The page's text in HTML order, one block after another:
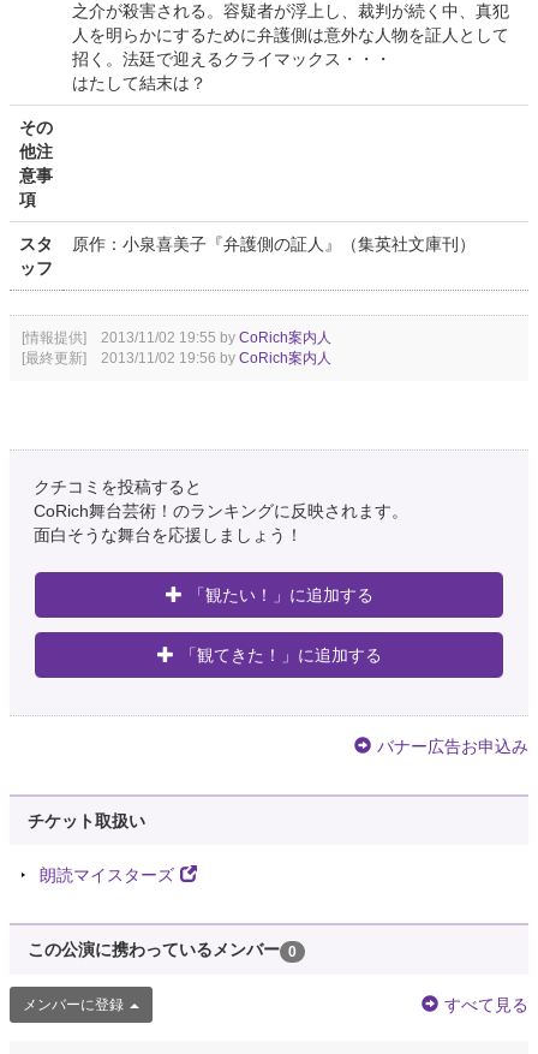
之介が殺害される。容疑者が浮上し、裁判が続く中、真犯
人を明らかにするために弁護側は意外な人物を証人として
招く。法廷で迎えるクライマックス・・・
はたして結末は？
その
他注
意事
項
スタ
ッフ
原作：小泉喜美子『弁護側の証人』（集英社文庫刊）
[情報提供] 2013/11/02 19:55 by CoRich案内人
[最終更新] 2013/11/02 19:56 by CoRich案内人
クチコミを投稿すると
CoRich舞台芸術！のランキングに反映されます。
面白そうな舞台を応援しましょう！
「観たい！」に追加する
「観てきた！」に追加する
バナー広告お申込み
チケット取扱い
朗読マイスターズ
この公演に携わっているメンバー 0
メンバーに登録 すべて見る